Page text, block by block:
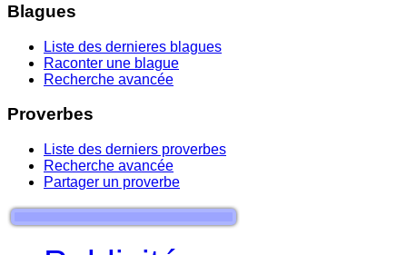
Blagues
Liste des dernieres blagues
Raconter une blague
Recherche avancée
Proverbes
Liste des derniers proverbes
Recherche avancée
Partager un proverbe